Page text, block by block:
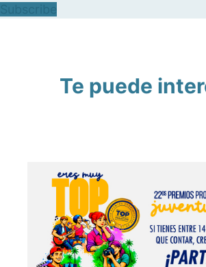
Te puede